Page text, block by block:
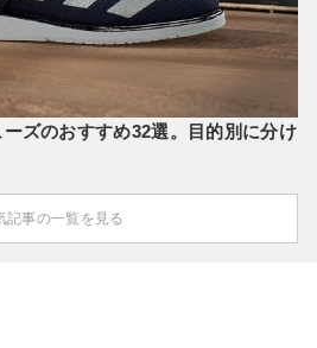
ズのおすすめ32選。目的別に分け
記事の一覧を見る